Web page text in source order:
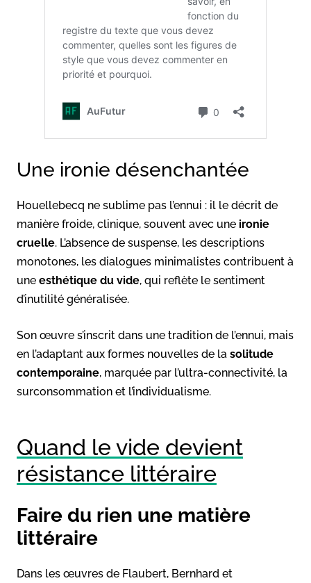
Une ironie désenchantée
Houellebecq ne sublime pas l’ennui : il le décrit de
manière froide, clinique, souvent avec une ironie
cruelle. L’absence de suspense, les descriptions
monotones, les dialogues minimalistes contribuent à
une esthétique du vide, qui reflète le sentiment
d’inutilité généralisée.
Son œuvre s’inscrit dans une tradition de l’ennui, mais
en l’adaptant aux formes nouvelles de la solitude
contemporaine, marquée par l’ultra-connectivité, la
surconsommation et l’individualisme.
Quand le vide devient
résistance littéraire
Faire du rien une matière
littéraire
Dans les œuvres de Flaubert, Bernhard et